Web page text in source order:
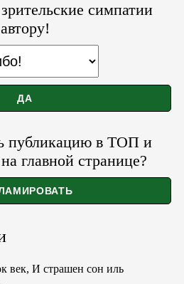
симпатии
автору!
публикацию в ТОП и
главной странице?
век, И страшен сон иль